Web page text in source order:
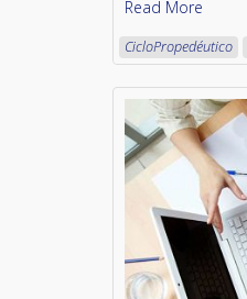
Read More
CicloPropedéutico